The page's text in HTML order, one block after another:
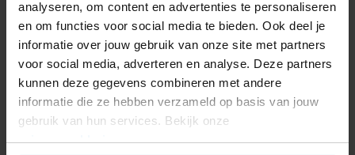
analyseren, om content en advertenties te personaliseren
en om functies voor social media te bieden. Ook deel je
informatie over jouw gebruik van onze site met partners
voor social media, adverteren en analyse. Deze partners
kunnen deze gegevens combineren met andere
informatie die ze hebben verzameld op basis van jouw
gebruik van hun services. Bekijk onze
privacyverklaring.
olijven